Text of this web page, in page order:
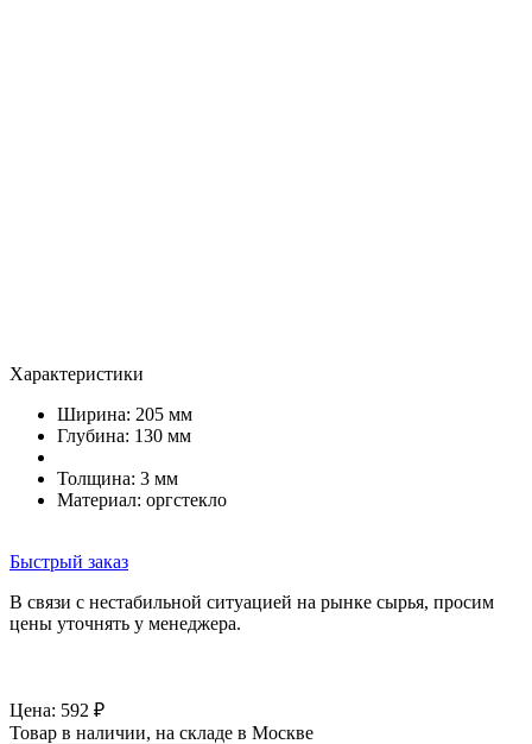
Характеристики
Ширина: 205 мм
Глубина: 130 мм
Толщина: 3 мм
Материал: оргстекло
Быстрый заказ
В связи с нестабильной ситуацией на рынке сырья, просим
цены уточнять у менеджера.
Цена: 592 ₽
Товар в наличии, на складе в Москве